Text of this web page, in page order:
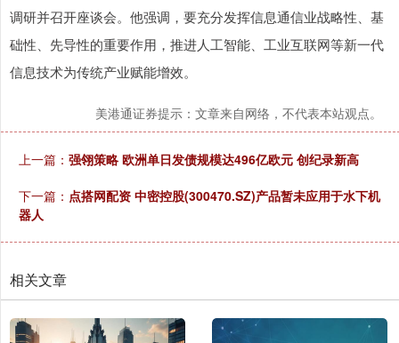
调研并召开座谈会。他强调，要充分发挥信息通信业战略性、基
础性、先导性的重要作用，推进人工智能、工业互联网等新一代
信息技术为传统产业赋能增效。
美港通证券提示：文章来自网络，不代表本站观点。
上一篇： 强翎策略 欧洲单日发债规模达496亿欧元 创纪录新高
下一篇： 点搭网配资 中密控股(300470.SZ)产品暂未应用于水下机
器人
相关文章